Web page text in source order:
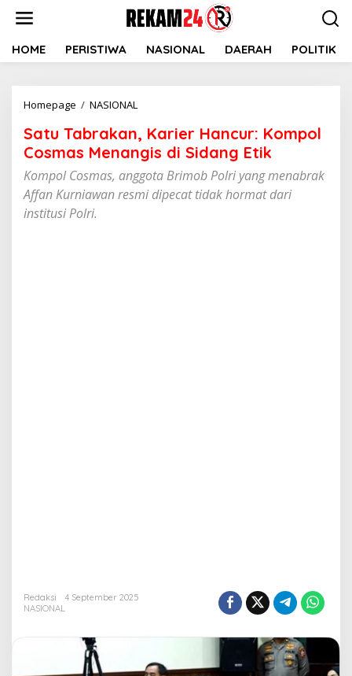
HOME PERISTIWA NASIONAL DAERAH POLITIK
Homepage / NASIONAL
Karier
Hancur:
Kompol
Cosmas
Menangis
Satu Tabrakan, Karier Hancur: Kompol
Cosmas Menangis di Sidang Etik
Kompol Cosmas, anggota Brimob Polri yang menabrak
Affan Kurniawan resmi dipecat tidak hormat dari
institusi Polri.
Redaksi
4 September 2025
NASIONAL